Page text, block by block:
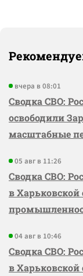
вчера в 08:01
Сводка СВО:
освободили
масштабные
05 авг в 11:26
Сводка СВО:
в Харьковской
04 авг в 10:46
Сводка СВО:
в Харьковской